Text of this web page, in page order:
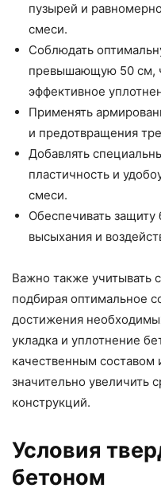
пузырей и
смеси.
Соблюдать
превышающую 50 см,
эффективное
Применять
и предотвращения
Добавлять
пластичность и
смеси.
Обеспечивать
высыхания и
Важно также учитывать
подбирая оптимальное
достижения
укладка и уплотнение
качественным составом
значительно увеличить
конструкций.
Условия
бетоном